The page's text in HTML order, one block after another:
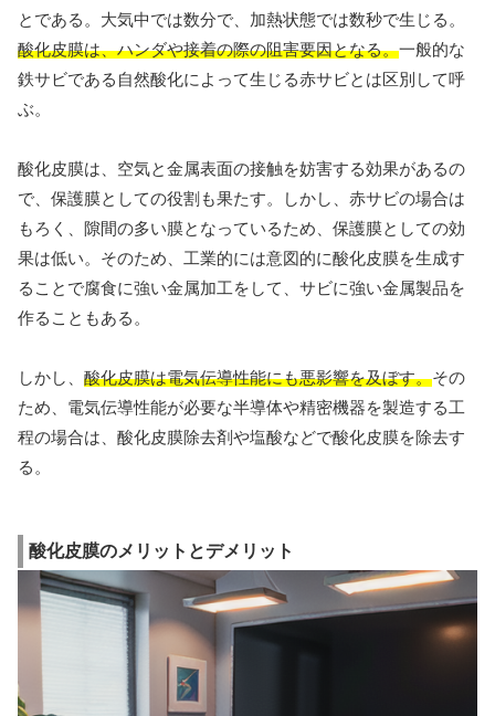
とである。大気中では数分で、加熱状態では数秒で生じる。
酸化皮膜は、ハンダや接着の際の阻害要因となる。一般的な
鉄サビである自然酸化によって生じる赤サビとは区別して呼
ぶ。
酸化皮膜は、空気と金属表面の接触を妨害する効果があるの
で、保護膜としての役割も果たす。しかし、赤サビの場合は
もろく、隙間の多い膜となっているため、保護膜としての効
果は低い。そのため、工業的には意図的に酸化皮膜を生成す
ることで腐食に強い金属加工をして、サビに強い金属製品を
作ることもある。
しかし、 酸化皮膜は電気伝導性能にも悪影響を及ぼす。その
ため、電気伝導性能が必要な半導体や精密機器を製造する工
程の場合は、酸化皮膜除去剤や塩酸などで酸化皮膜を除去す
る。
酸化皮膜のメリットとデメリット